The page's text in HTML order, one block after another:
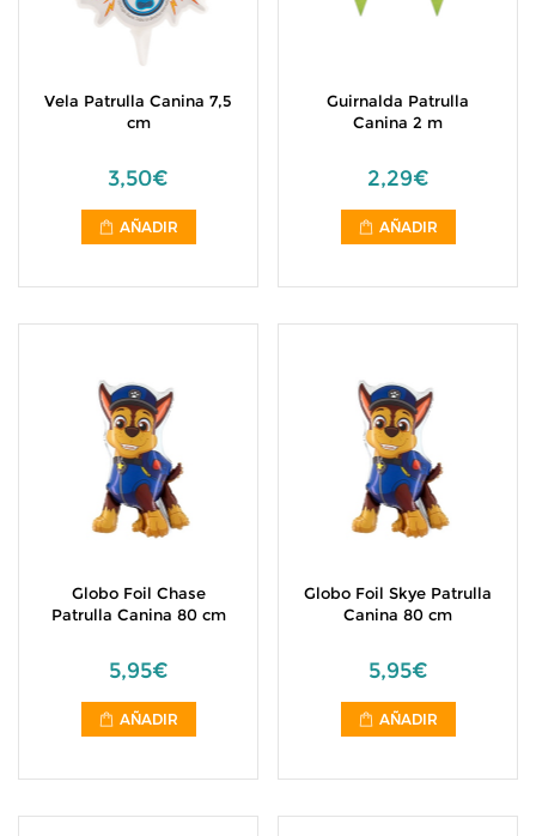
Vela Patrulla Canina 7,5
cm
3,50€
AÑADIR
Guirnalda Patrulla
Canina 2 m
2,29€
AÑADIR
Globo Foil Chase
Patrulla Canina 80 cm
5,95€
AÑADIR
Globo Foil Skye Patrulla
Canina 80 cm
5,95€
AÑADIR